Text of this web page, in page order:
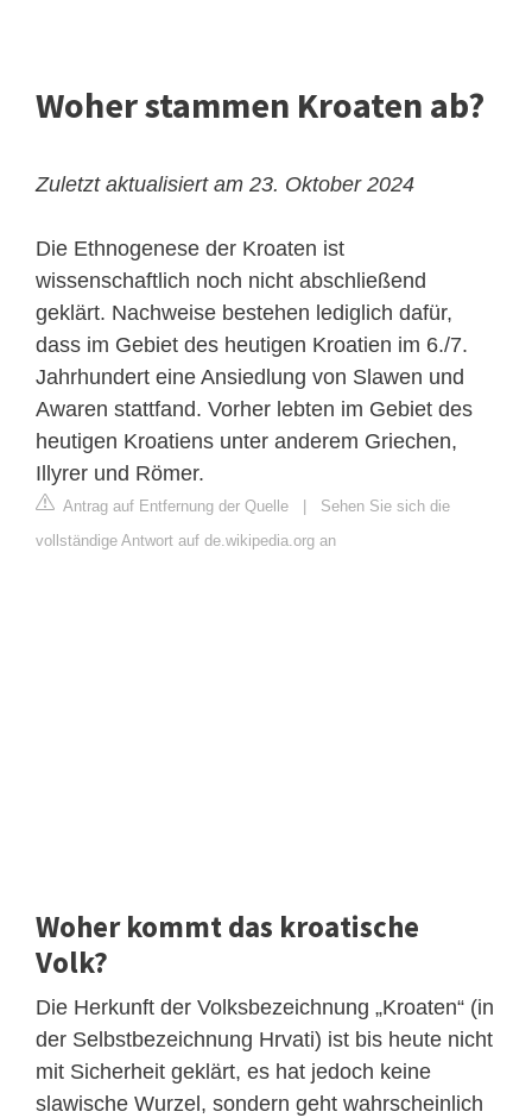
Woher stammen Kroaten ab?
Zuletzt aktualisiert am 23. Oktober 2024
Die Ethnogenese der Kroaten ist
wissenschaftlich noch nicht abschließend
geklärt. Nachweise bestehen lediglich dafür,
dass im Gebiet des heutigen Kroatien im 6./7.
Jahrhundert eine Ansiedlung von Slawen und
Awaren stattfand. Vorher lebten im Gebiet des
heutigen Kroatiens unter anderem Griechen,
Illyrer und Römer.
Antrag auf Entfernung der Quelle
Sehen Sie sich die
vollständige Antwort auf de.wikipedia.org an
Woher kommt das kroatische
Volk?
Die Herkunft der Volksbezeichnung „Kroaten“ (in
der Selbstbezeichnung Hrvati) ist bis heute nicht
mit Sicherheit geklärt, es hat jedoch keine
slawische Wurzel, sondern geht wahrscheinlich